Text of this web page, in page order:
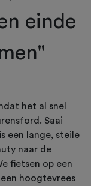
einde
het al snel
Saai
een lange, steile
naar de
fietsen op een
hoogtevrees